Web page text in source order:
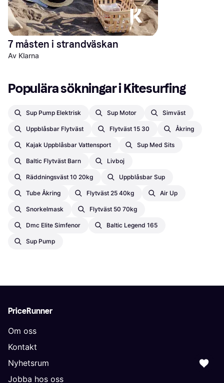
7 måsten i strandväskan
Av Klarna
Populära sökningar i Kitesurfing
Sup Pump Elektrisk Sup Motor Simväst
Uppblåsbar Flytväst Flytväst 15 30 Åkring
Kajak Uppblåsbar Vattensport Sup Med Sits
Baltic Flytväst Barn Livboj
Räddningsväst 10 20kg Uppblåsbar Sup
Tube Åkring Flytväst 25 40kg Air Up
Snorkelmask Flytväst 50 70kg
Dmc Elite Simfenor Baltic Legend 165
Sup Pump
PriceRunner
Om oss
Kontakt
Nyhetsrum
Jobba hos oss